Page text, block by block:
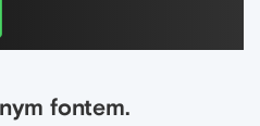
fontem.